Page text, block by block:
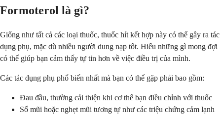
Formoterol là gì?
Giống như tất cả các loại thuốc, thuốc hít kết hợp này có thể gây ra tác
dụng phụ, mặc dù nhiều người dung nạp tốt. Hiểu những gì mong đợi
có thể giúp bạn cảm thấy tự tin hơn về việc điều trị của mình.
Các tác dụng phụ phổ biến nhất mà bạn có thể gặp phải bao gồm:
Đau đầu, thường cải thiện khi cơ thể bạn điều chỉnh với thuốc
Sổ mũi hoặc nghẹt mũi tương tự như các triệu chứng cảm lạnh